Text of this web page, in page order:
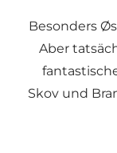
Besonders
Aber
Skov und